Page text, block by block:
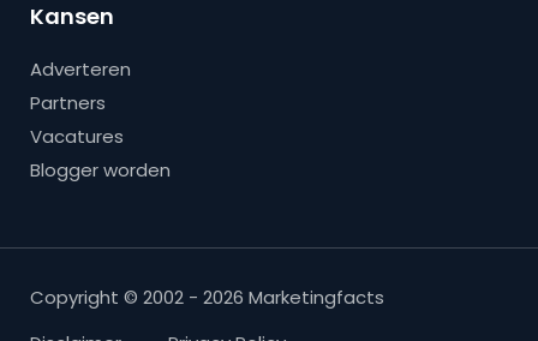
Kansen
Adverteren
Partners
Vacatures
Blogger worden
Copyright © 2002 - 2026 Marketingfacts